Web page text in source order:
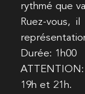
rythmé que
Ruez-vous,
Durée: 1h00
ATTENTION:
19h et 21h.